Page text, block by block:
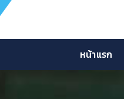
หน้าแรก